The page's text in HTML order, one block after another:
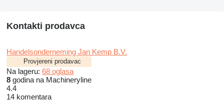
Kontakti prodavca
Handelsonderneming Jan Kemp B.V.
Provjereni prodavac
Na lageru: 68 oglasa
8 godina na Machineryline
4.4
14 komentara